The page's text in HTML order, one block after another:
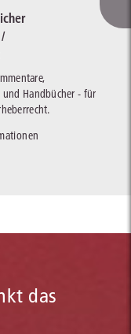
und Handbücher - für
das